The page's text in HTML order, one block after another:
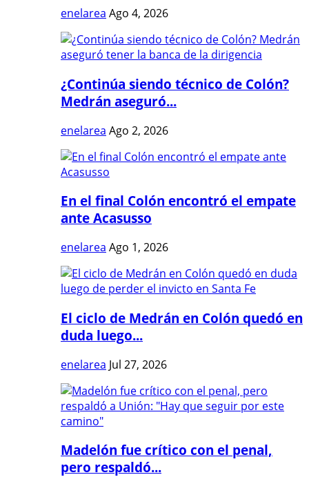
enelarea Ago 4, 2026
¿Continúa siendo técnico de Colón?
Medrán aseguró...
enelarea Ago 2, 2026
En el final Colón encontró el empate
ante Acasusso
enelarea Ago 1, 2026
El ciclo de Medrán en Colón quedó en
duda luego...
enelarea Jul 27, 2026
Madelón fue crítico con el penal,
pero respaldó...